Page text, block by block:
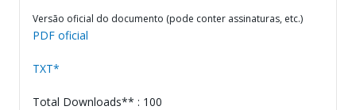
Versão oficial do documento (pode conter assinaturas, etc.)
PDF oficial
TXT*
Total Downloads** : 100